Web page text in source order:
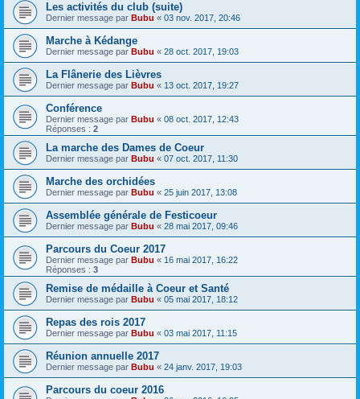
Les activités du club (suite)
Dernier message par Bubu « 03 nov. 2017, 20:46
Marche à Kédange
Dernier message par Bubu « 28 oct. 2017, 19:03
La Flânerie des Lièvres
Dernier message par Bubu « 13 oct. 2017, 19:27
Conférence
Dernier message par Bubu « 08 oct. 2017, 12:43
Réponses : 2
La marche des Dames de Coeur
Dernier message par Bubu « 07 oct. 2017, 11:30
Marche des orchidées
Dernier message par Bubu « 25 juin 2017, 13:08
Assemblée générale de Festicoeur
Dernier message par Bubu « 28 mai 2017, 09:46
Parcours du Coeur 2017
Dernier message par Bubu « 16 mai 2017, 16:22
Réponses : 3
Remise de médaille à Coeur et Santé
Dernier message par Bubu « 05 mai 2017, 18:12
Repas des rois 2017
Dernier message par Bubu « 03 mai 2017, 11:15
Réunion annuelle 2017
Dernier message par Bubu « 24 janv. 2017, 19:03
Parcours du coeur 2016